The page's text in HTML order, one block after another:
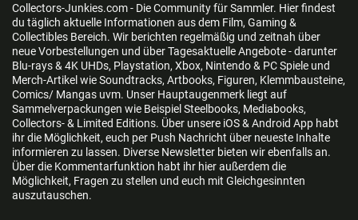
Collectors-Junkies.com - Die Community für Sammler. Hier findest
du täglich aktuelle Informationen aus dem Film, Gaming &
Collectibles Bereich. Wir berichten regelmäßig und zeitnah über
neue Vorbestellungen und über Tagesaktuelle Angebote - darunter
Blu-rays & 4K UHDs, Playstation, Xbox, Nintendo & PC Spiele und
Merch-Artikel wie Soundtracks, Artbooks, Figuren, Klemmbausteine,
Comics/ Mangas uvm. Unser Hauptaugenmerk liegt auf
Sammelverpackungen wie Beispiel Steelbooks, Mediabooks,
Collectors- & Limited Editions. Über unsere iOS & Android App habt
ihr die Möglichkeit, euch per Push Nachricht über neueste Inhalte
informieren zu lassen. Diverse Newsletter bieten wir ebenfalls an.
Über die Kommentarfunktion habt ihr hier außerdem die
Möglichkeit, Fragen zu stellen und euch mit Gleichgesinnten
auszutauschen.